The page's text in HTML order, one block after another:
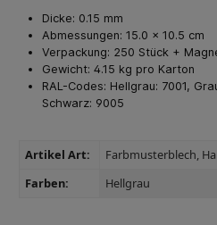
Dicke: 0.15 mm
Abmessungen: 15.0 x 10.5 cm
Verpackung: 250 Stück +
Gewicht: 4.15 kg pro Karton
RAL-Codes: Hellgrau: 7001,
Schwarz: 9005
Artikel Art: Farbmusterblech,
Farben:
Hellgrau